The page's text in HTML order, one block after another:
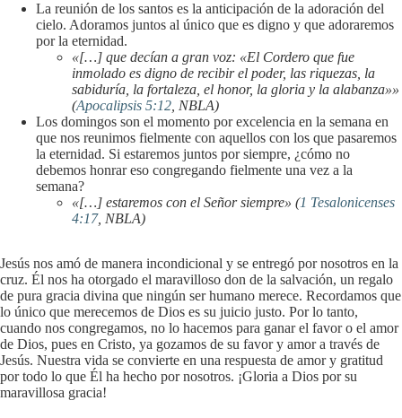
La reunión de los santos es la anticipación de la adoración del
cielo. Adoramos juntos al único que es digno y que adoraremos
por la eternidad.
«[…] que decían a gran voz: «El Cordero que fue
inmolado es digno de recibir el poder, las riquezas, la
sabiduría, la fortaleza, el honor, la gloria y la alabanza»»
(Apocalipsis 5:12 , NBLA)
Los domingos son el momento por excelencia en la semana en
que nos reunimos fielmente con aquellos con los que pasaremos
la eternidad. Si estaremos juntos por siempre, ¿cómo no
debemos honrar eso congregando fielmente una vez a la
semana?
«[…] estaremos con el Señor siempre» (1 Tesalonicenses
4:17, NBLA)
Jesús nos amó de manera incondicional y se entregó por nosotros en la
cruz. Él nos ha otorgado el maravilloso don de la salvación, un regalo
de pura gracia divina que ningún ser humano merece. Recordamos que
lo único que merecemos de Dios es su juicio justo. Por lo tanto,
cuando nos congregamos, no lo hacemos para ganar el favor o el amor
de Dios, pues en Cristo, ya gozamos de su favor y amor a través de
Jesús. Nuestra vida se convierte en una respuesta de amor y gratitud
por todo lo que Él ha hecho por nosotros. ¡Gloria a Dios por su
maravillosa gracia!